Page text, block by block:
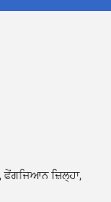
ਜ਼ਿਲ੍ਹਾ,